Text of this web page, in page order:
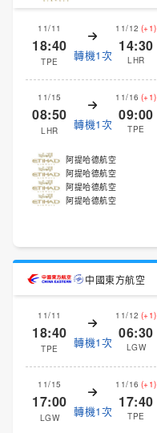
11/11
18:40
TPE 轉機1次
11/12 (+1)
14:30
LHR
11/15
08:50
LHR 轉機1次
11/16 (+1)
09:00
TPE
阿提哈德航空
阿提哈德航空
阿提哈德航空
阿提哈德航空
中國東方航空
11/11
18:40
TPE 轉機1次
11/12 (+1)
06:30
LGW
11/15
17:00
LGW 轉機1次
11/16 (+1)
17:40
TPE